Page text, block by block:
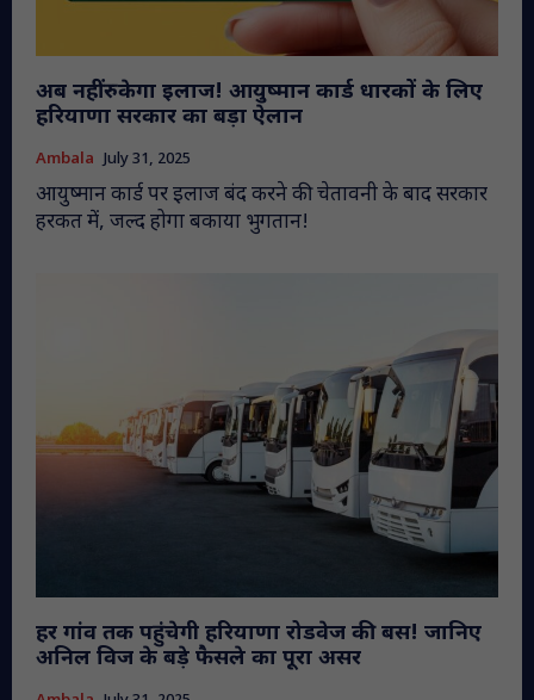
अब नहीं रुकेगा इलाज! आयुष्मान कार्ड धारकों के लिए
हरियाणा सरकार का बड़ा ऐलान
Ambala July 31, 2025
आयुष्मान कार्ड पर इलाज बंद करने की चेतावनी के बाद सरकार
हरकत में, जल्द होगा बकाया भुगतान!
हर गांव तक पहुंचेगी हरियाणा रोडवेज की बस! जानिए
अनिल विज के बड़े फैसले का पूरा असर